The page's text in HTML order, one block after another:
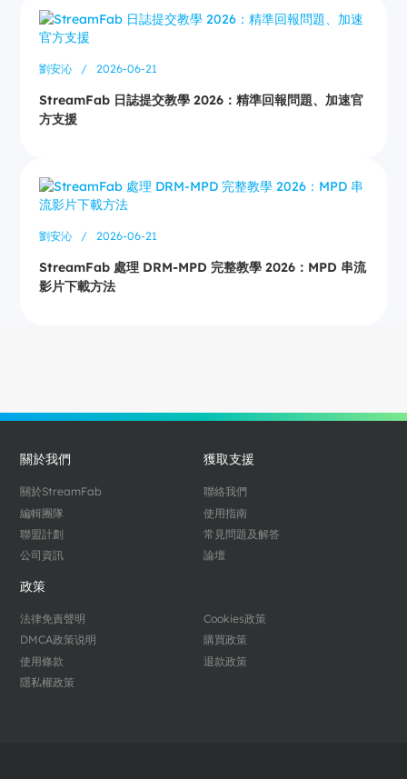
劉安沁 / 2026-06-21
StreamFab 日誌提交教學 2026：精準回報問題、加速官
方支援
劉安沁 / 2026-06-21
StreamFab 處理 DRM-MPD 完整教學 2026：MPD 串流
影片下載方法
關於我們
關於StreamFab
編輯團隊
聯盟計劃
公司資訊
獲取支援
聯絡我們
使用指南
常見問題及解答
論壇
政策
法律免責聲明
DMCA政策说明
使用條款
隱私權政策
Cookies政策
購買政策
退款政策